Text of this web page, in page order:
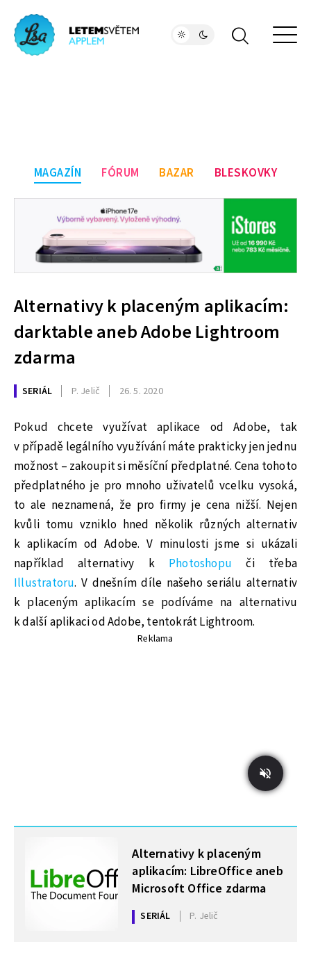
MAGAZÍN FÓRUM BAZAR BLESKOVKY
Alternativy k placeným aplikacím:
darktable aneb Adobe Lightroom
zdarma
SERIÁL P. Jelič 26. 5. 2020
Pokud chcete využívat aplikace od Adobe, tak
v případě legálního využívání máte prakticky jen jednu
možnost – zakoupit si měsíční předplatné. Cena tohoto
předplatného je pro mnoho uživatelů vcelku vysoká,
to ale neznamená, že pro firmy je cena nižší. Nejen
kvůli tomu vzniklo hned několik různých alternativ
k aplikacím od Adobe. V minulosti jsme si ukázali
například alternativy k Photoshopu či třeba
Illustratoru. V dnešním díle našeho seriálu alternativ
k placeným aplikacím se podíváme na alternativu
k další aplikaci od Adobe, tentokrát Lightroom.
Reklama
Alternativy k placeným
aplikacím: LibreOffice aneb
Microsoft Office zdarma
SERIÁL P. Jelič